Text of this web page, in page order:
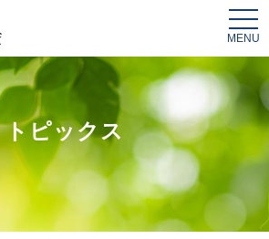
トピックス